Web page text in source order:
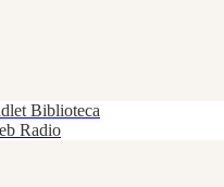
Biblioteca
Radio